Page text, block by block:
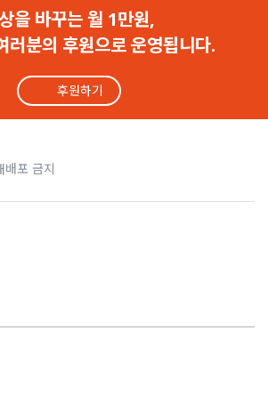
기 ‘허위성명’ 밝혀져도… 기사는 그대로
원 “가짜뉴스 제조기… 국힘 정신 차려라”
서 찾은… 시민의 명령, 저항의 문장들
구치소, 육사 ‘동지회’ 응원 화환 행렬
치는 시작도 없이 끝났다
을 바꾸는 월 1만원,
러분의 후원으로 운영됩니다.
후원하기
포 금지